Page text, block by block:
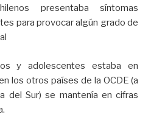
presentaba síntomas
para provocar algún grado de
y adolescentes estaba en
los otros países de la OCDE (a
del Sur) se mantenía en cifras